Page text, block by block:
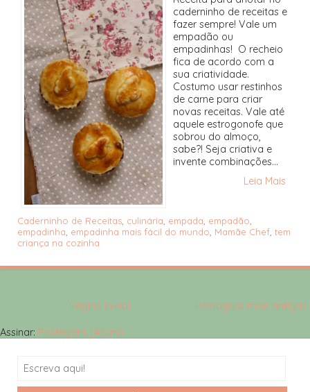
caderninho de receitas e
fazer sempre! Vale um
empadão ou
empadinhas! O recheio
fica de acordo com a
sua criatividade.
Costumo usar restinhos
de carne para criar
novas receitas. Vale até
aquele estrogonofe que
sobrou do almoço,
sabe?! Seja criativa e
invente combinações...
Leia Mais
Caderninho de Receitas culinária empada empadão
empadinha empadinha mais fácil do mundo Mamãe Chef tem
criança na cozinha
Postagens mais antigas
Página inicial
Assinar: Postagens (Atom)
Search